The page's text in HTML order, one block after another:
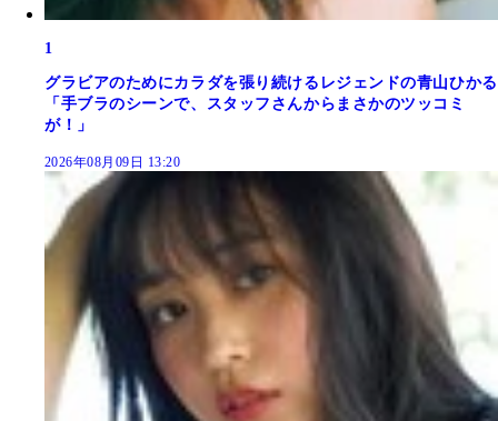
1
グラビアのためにカラダを張り続けるレジェンドの青山ひかる
「手ブラのシーンで、スタッフさんからまさかのツッコミ
が！」
2026年08月09日 13:20